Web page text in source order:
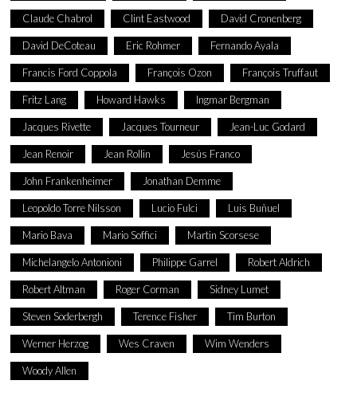
Claude Chabrol Clint Eastwood David Cronenberg
David DeCoteau Eric Rohmer Fernando Ayala
Francis Ford Coppola François Ozon François Truffaut
Fritz Lang Howard Hawks Ingmar Bergman
Jacques Rivette Jacques Tourneur Jean-Luc Godard
Jean Renoir Jean Rollin Jesús Franco
John Frankenheimer Jonathan Demme
Leopoldo Torre Nilsson Lucio Fulci Luis Buñuel
Mario Bava Mario Soffici Martin Scorsese
Michelangelo Antonioni Philippe Garrel Robert Aldrich
Robert Altman Roger Corman Sidney Lumet
Steven Soderbergh Terence Fisher Tim Burton
Werner Herzog Wes Craven Wim Wenders
Woody Allen